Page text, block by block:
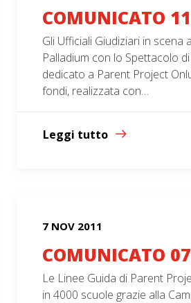
COMUNICATO
Gli Ufficiali Giudiziari in scena
Palladium con lo Spettacolo
dedicato a Parent Project
fondi, realizzata con…
Leggi tutto
7 NOV 2011
COMUNICATO
Le Linee Guida di Parent
in 4000 scuole grazie alla